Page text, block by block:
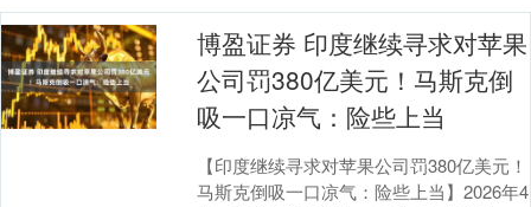
博盈证券 印度继续寻求对苹果
公司罚380亿美元！马斯克倒
吸一口凉气：险些上当
【印度继续寻求对苹果公司罚380亿美元！
马斯克倒吸一口凉气：险些上当】2026年4